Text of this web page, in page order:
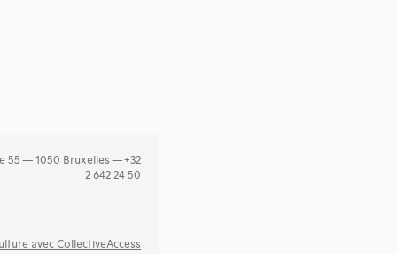
55 — 1050 Bruxelles — +32
2 642 24 50
avec CollectiveAccess